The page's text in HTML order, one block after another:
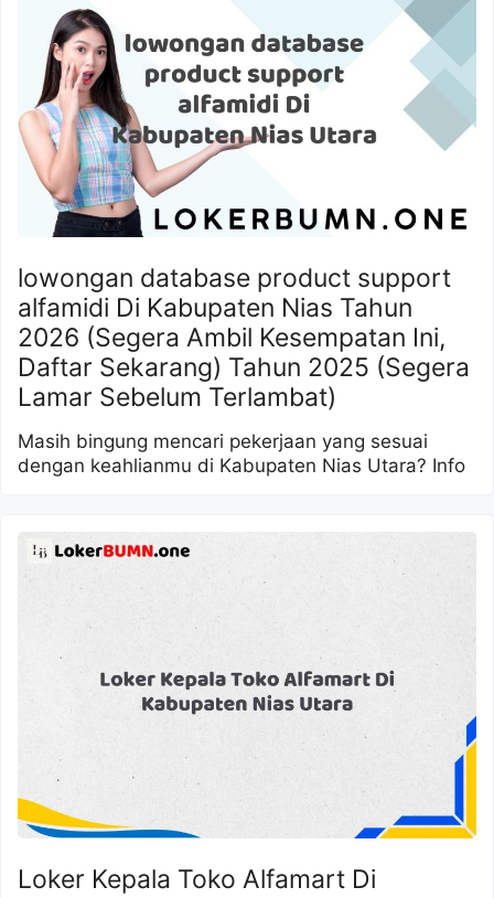
lowongan database product support
alfamidi Di Kabupaten Nias Tahun
2026 (Segera Ambil Kesempatan Ini,
Daftar Sekarang) Tahun 2025 (Segera
Lamar Sebelum Terlambat)
Masih bingung mencari pekerjaan yang sesuai
dengan keahlianmu di Kabupaten Nias Utara? Info
Loker Kepala Toko Alfamart Di